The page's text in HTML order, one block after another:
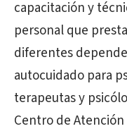
capacitación y
personal que
diferentes
autocuidado para
terapeutas y
Centro de